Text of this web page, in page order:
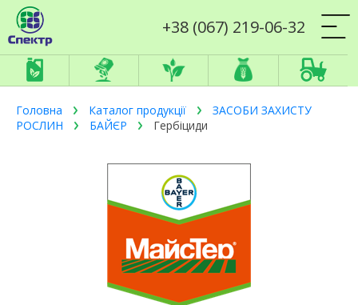
+38 (067) 219-06-32
Головна Каталог продукції
ЗАСОБИ ЗАХИСТУ
РОСЛИН
БАЙЄР Гербіциди